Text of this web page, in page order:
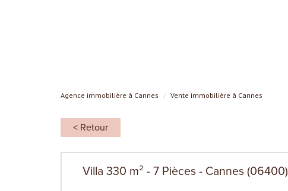
Agence immobilière à Cannes Vente immobilière à Cannes
< Retour
Villa 330 m² - 7 Pièces - Cannes (06400)